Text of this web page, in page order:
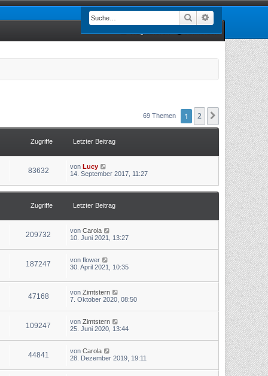
Suche
69 Themen 1 2 Nächste
Zugriffe Letzter Beitrag
83632 von Lucy
14. September 2017, 11:27
Zugriffe Letzter Beitrag
209732 von Carola
10. Juni 2021, 13:27
187247 von flower
30. April 2021, 10:35
47168 von Zimtstern
7. Oktober 2020, 08:50
109247 von Zimtstern
25. Juni 2020, 13:44
44841 von Carola
28. Dezember 2019, 19:11